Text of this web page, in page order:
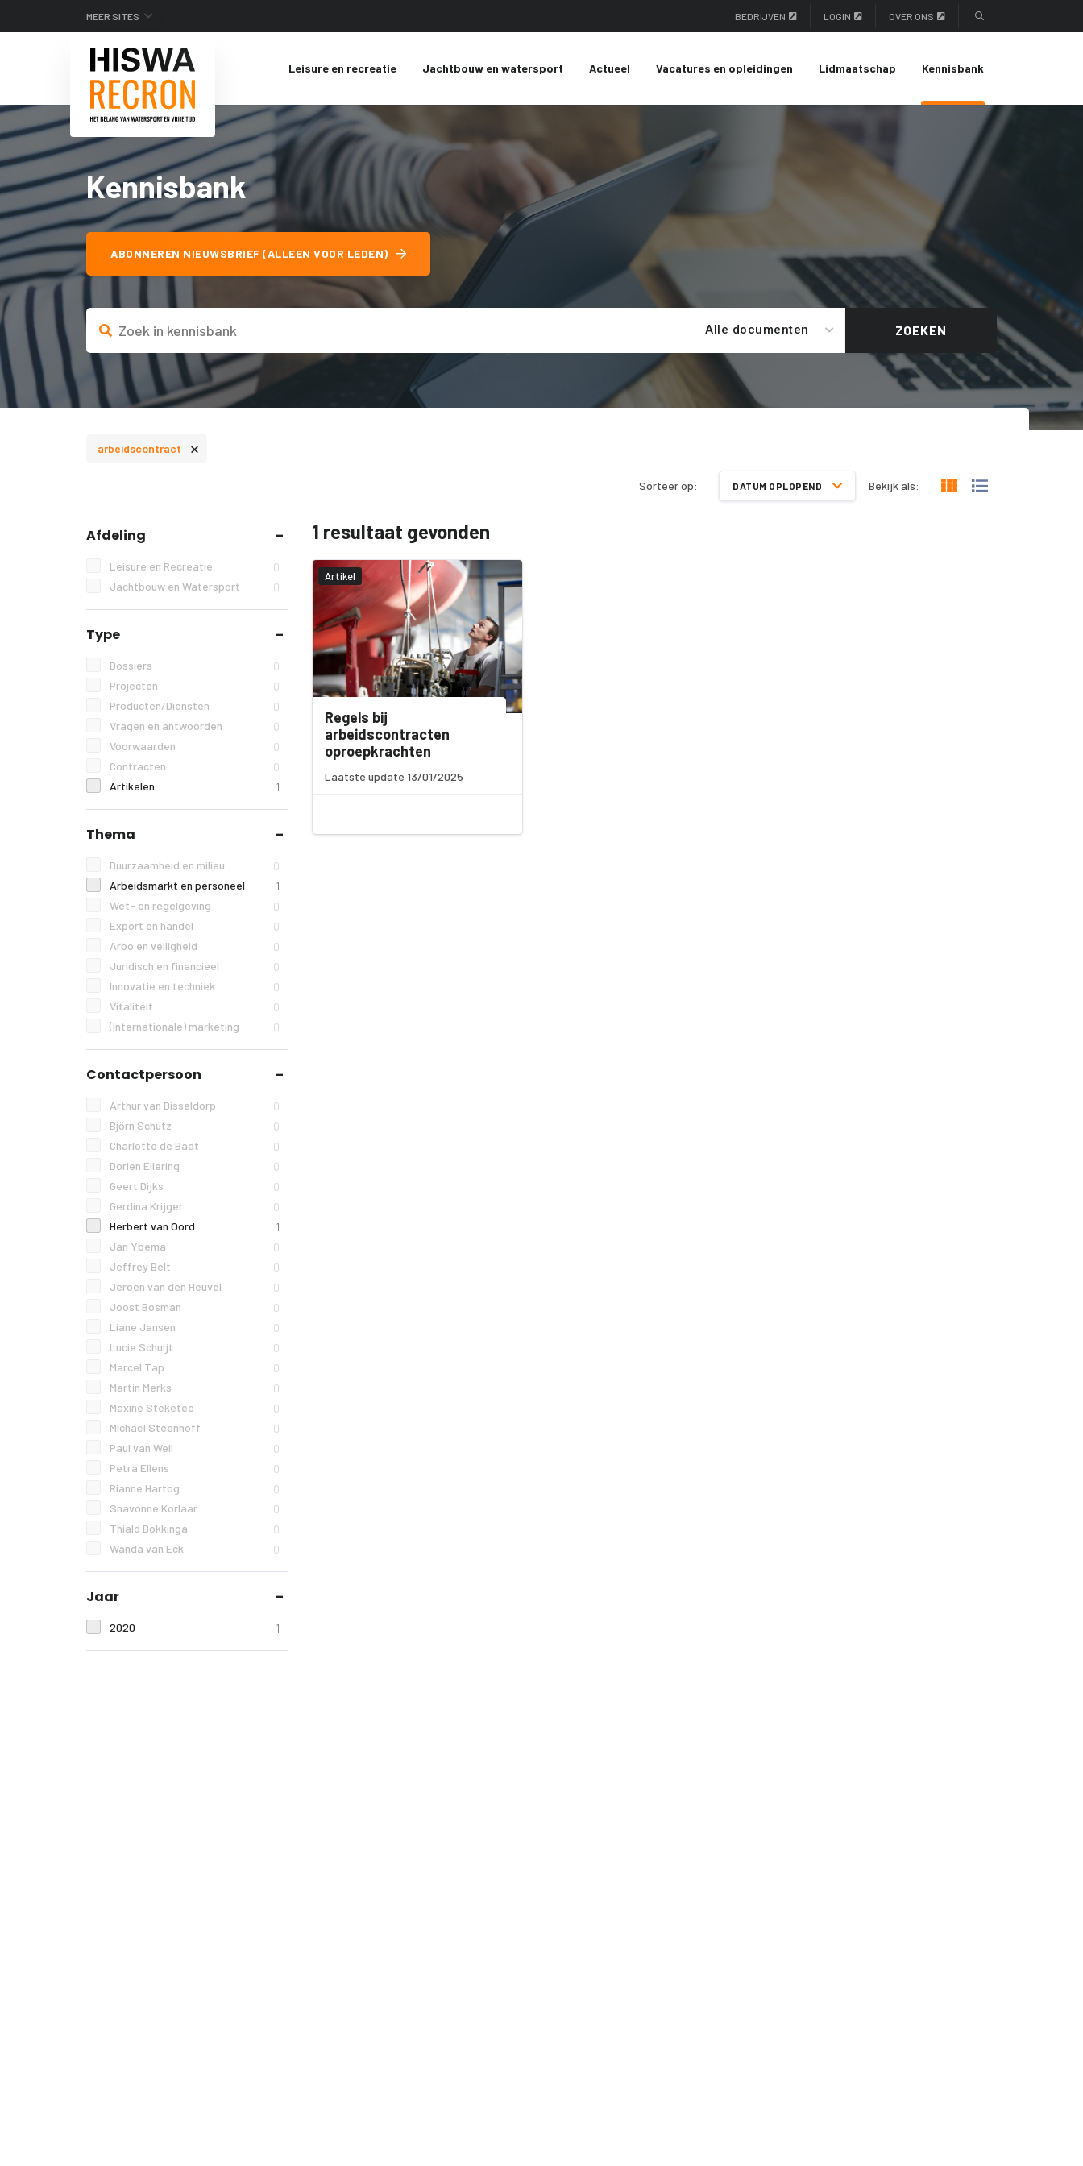
MEER SITES BEDRIJVEN LOGIN OVER ONS
Leisure en recreatie Jachtbouw en watersport Actueel Vacatures en opleidingen Lidmaatschap Kennisbank
Kennisbank
ABONNEREN NIEUWSBRIEF (ALLEEN VOOR LEDEN)
Alle documenten ZOEKEN
arbeidscontract ×
Sorteer op: DATUM OPLOPEND Bekijk als:
Afdeling
Leisure en Recreatie 0
Jachtbouw en Watersport 0
Type
Dossiers 0
Projecten 0
Producten/Diensten 0
Vragen en antwoorden 0
Voorwaarden 0
Contracten 0
Artikelen 1
Thema
Duurzaamheid en milieu 0
Arbeidsmarkt en personeel 1
Wet- en regelgeving 0
Export en handel 0
Arbo en veiligheid 0
Juridisch en financieel 0
Innovatie en techniek 0
Vitaliteit 0
(Internationale) marketing 0
Contactpersoon
Arthur van Disseldorp 0
Björn Schutz 0
Charlotte de Baat 0
Dorien Eilering 0
Geert Dijks 0
Gerdina Krijger 0
Herbert van Oord 1
Jan Ybema 0
Jeffrey Belt 0
Jeroen van den Heuvel 0
Joost Bosman 0
Liane Jansen 0
Lucie Schuijt 0
Marcel Tap 0
Martin Merks 0
Maxine Steketee 0
Michaël Steenhoff 0
Paul van Well 0
Petra Ellens 0
Rianne Hartog 0
Shavonne Korlaar 0
Thiald Bokkinga 0
Wanda van Eck 0
Jaar
2020 1
1 resultaat gevonden
Artikel
Regels bij
arbeidscontracten
oproepkrachten
Laatste update 13/01/2025